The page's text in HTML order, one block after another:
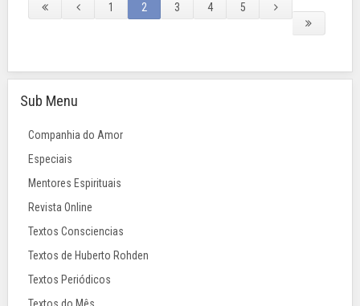
1 2 3 4 5
Sub Menu
Companhia do Amor
Especiais
Mentores Espirituais
Revista Online
Textos Consciencias
Textos de Huberto Rohden
Textos Periódicos